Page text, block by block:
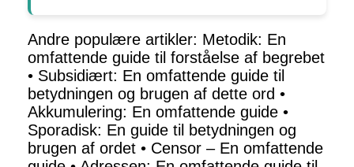
Andre populære artikler: Metodik: En
omfattende guide til forståelse af begrebet
• Subsidiært: En omfattende guide til
betydningen og brugen af dette ord •
Akkumulering: En omfattende guide •
Sporadisk: En guide til betydningen og
brugen af ordet • Censor – En omfattende